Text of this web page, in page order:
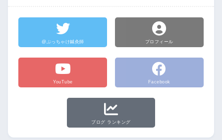
@ぶっちゃけ鍼灸師 プロフィール
YouTube Facebook
ブログ ランキング